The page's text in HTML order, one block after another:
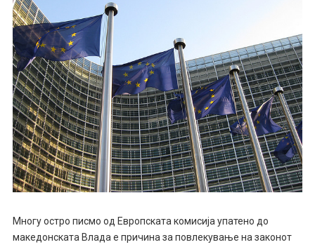
Многу остро писмо од Европската комисија упатено до
македонската Влада е причина за повлекување на законот